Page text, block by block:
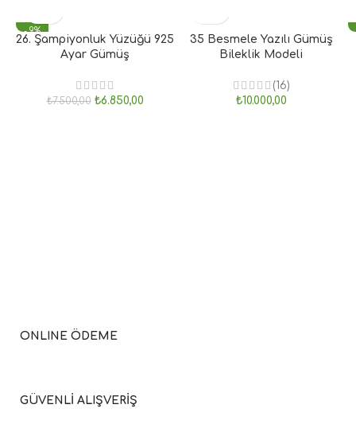
- 9%
26. Şampiyonluk Yüzüğü 925
Ayar Gümüş
₺7.500,00 ₺6.850,00
35 Besmele Yazılı Gümüş
Bileklik Modeli
(16)
₺10.000,00
ONLINE ÖDEME
GÜVENLİ ALIŞVERİŞ